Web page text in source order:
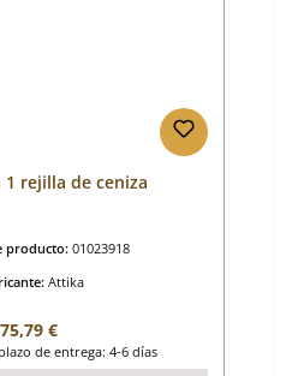
rejilla de ceniza
producto: 01023918
Attika
Precio normal:
75,79 €
de entrega: 4-6 días